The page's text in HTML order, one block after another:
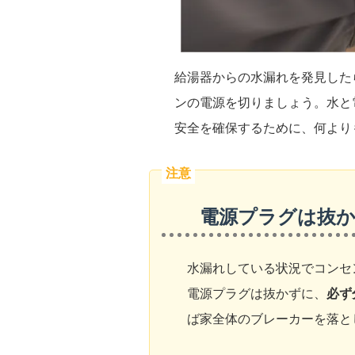
給湯器からの水漏れを発見した
ンの電源を切りましょう。水
安全を確保するために、何よ
電源プラグは抜
水漏れしている状況でコン
電源プラグは抜かずに、 必
ば家全体のブレーカーを落